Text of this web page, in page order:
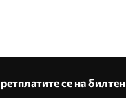
се на билтен